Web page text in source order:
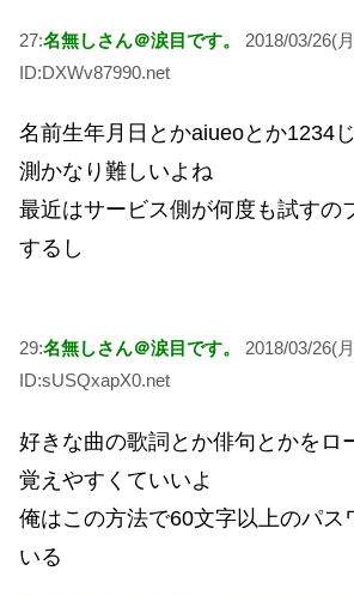
27:名無しさん＠涙目です。
2018/03/26(
ID:DXWv87990.net
名前生年月日とかaiueoとか1234
測かなり難しいよね
最近はサービス側が何度も試すの
するし
29:名無しさん＠涙目です。
2018/03/26(
ID:sUSQxapX0.net
好きな曲の歌詞とか俳句とかをロ
覚えやすくていいよ
俺はこの方法で60文字以上のパス
いる